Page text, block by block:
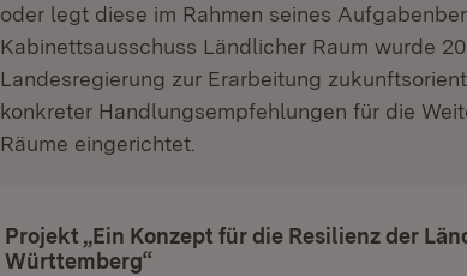
oder legt diese im Rahmen seines
Kabinettsausschuss Ländlicher Raum wurde
Landesregierung zur Erarbeitung
konkreter Handlungsempfehlungen für die
Räume eingerichtet.
Extern:
Projekt „Ein Konzept für die Resilienz der
Württemberg“